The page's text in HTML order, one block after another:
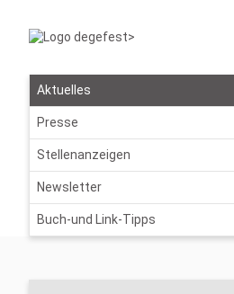
Aktuelles
Presse
Stellenanzeigen
Newsletter
Buch-und Link-Tipps